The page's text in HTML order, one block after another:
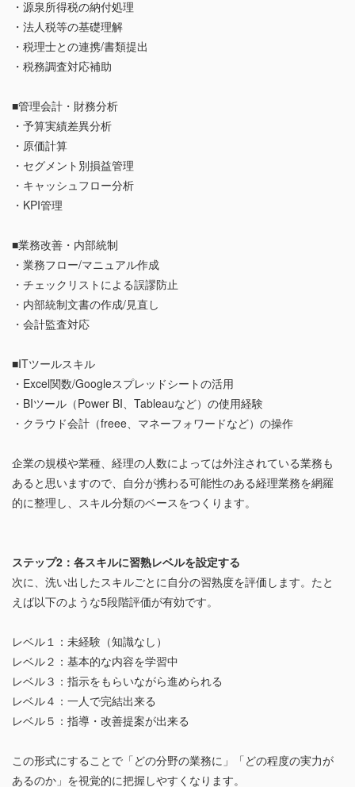
・源泉所得税の納付処理
・法人税等の基礎理解
・税理士との連携/書類提出
・税務調査対応補助
■管理会計・財務分析
・予算実績差異分析
・原価計算
・セグメント別損益管理
・キャッシュフロー分析
・KPI管理
■業務改善・内部統制
・業務フロー/マニュアル作成
・チェックリストによる誤謬防止
・内部統制文書の作成/見直し
・会計監査対応
■ITツールスキル
・Excel関数/Googleスプレッドシートの活用
・BIツール（Power BI、Tableauなど）の使用経験
・クラウド会計（freee、マネーフォワードなど）の操作
企業の規模や業種、経理の人数によっては外注されている業務も
あると思いますので、自分が携わる可能性のある経理業務を網羅
的に整理し、スキル分類のベースをつくります。
ステップ2：各スキルに習熟レベルを設定する
次に、洗い出したスキルごとに自分の習熟度を評価します。たと
えば以下のような5段階評価が有効です。
レベル１：未経験（知識なし）
レベル２：基本的な内容を学習中
レベル３：指示をもらいながら進められる
レベル４：一人で完結出来る
レベル５：指導・改善提案が出来る
この形式にすることで「どの分野の業務に」「どの程度の実力が
あるのか」を視覚的に把握しやすくなります。